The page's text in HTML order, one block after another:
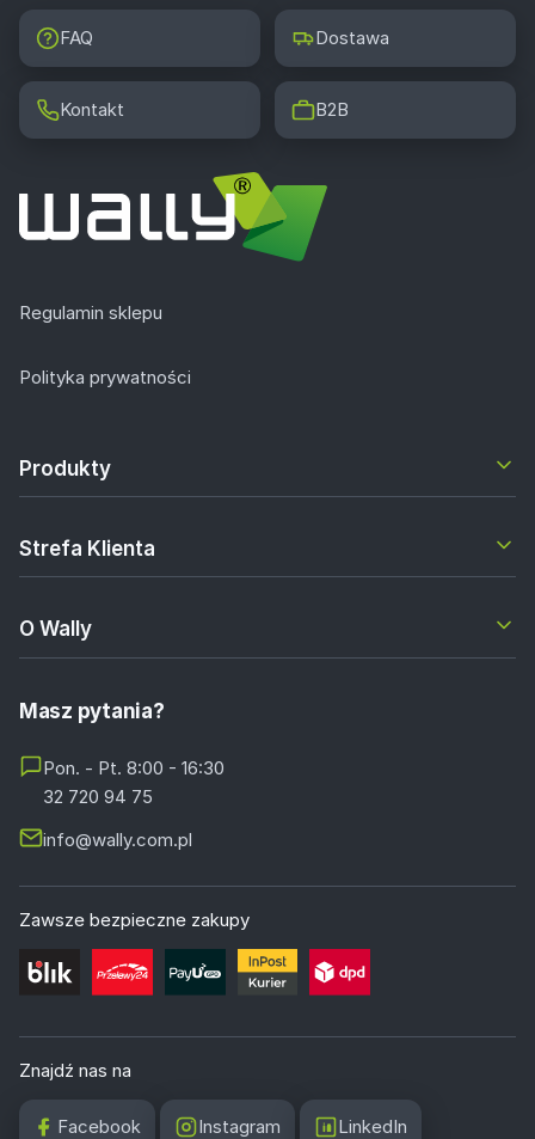
FAQ Dostawa
Kontakt B2B
Regulamin sklepu
Polityka prywatności
Produkty
Strefa Klienta
O Wally
Masz pytania?
Pon. - Pt. 8:00 - 16:30
32 720 94 75
info@wally.com.pl
Zawsze bezpieczne zakupy
Znajdź nas na
Facebook Instagram LinkedIn